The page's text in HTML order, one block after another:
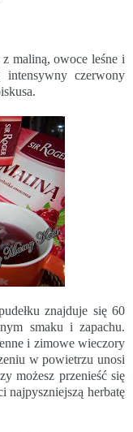
maliną, owoce leśne i
intensywny czerwony
znajduje się 60
smaku i zapachu.
i zimowe wieczory
w powietrzu unosi
możesz przenieść się
najpyszniejszą herbatę